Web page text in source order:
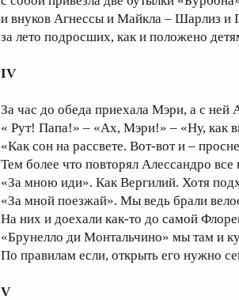
и внуков Агнессы и Майкла – Шарлиз и
за лето подросших, как и положено
IV
За час до обеда приехала Мэри, а с ней
« Рут! Папа!» – «Ах, Мэри!» – «Ну, как
«Как сон на рассвете. Вот-вот и –
Тем более что повторял Алессандро все
«За мною иди». Как Вергилий. Хотя
«За мной поезжай». Мы ведь брали
На них и доехали как-то до самой
«Брунелло ди Монтальчино» мы там и
По правилам если, открыть его нужно
V